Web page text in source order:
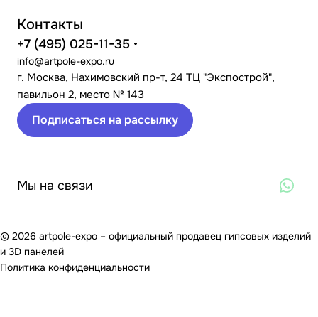
Контакты
+7 (495) 025-11-35
info@artpole-expo.ru
г. Москва, Нахимовский пр-т, 24 ТЦ "Экспострой",
павильон 2, место № 143
Подписаться на рассылку
Мы на связи
© 2026 artpole-expo – официальный продавец гипсовых изделий
и 3D панелей
Политика конфиденциальности